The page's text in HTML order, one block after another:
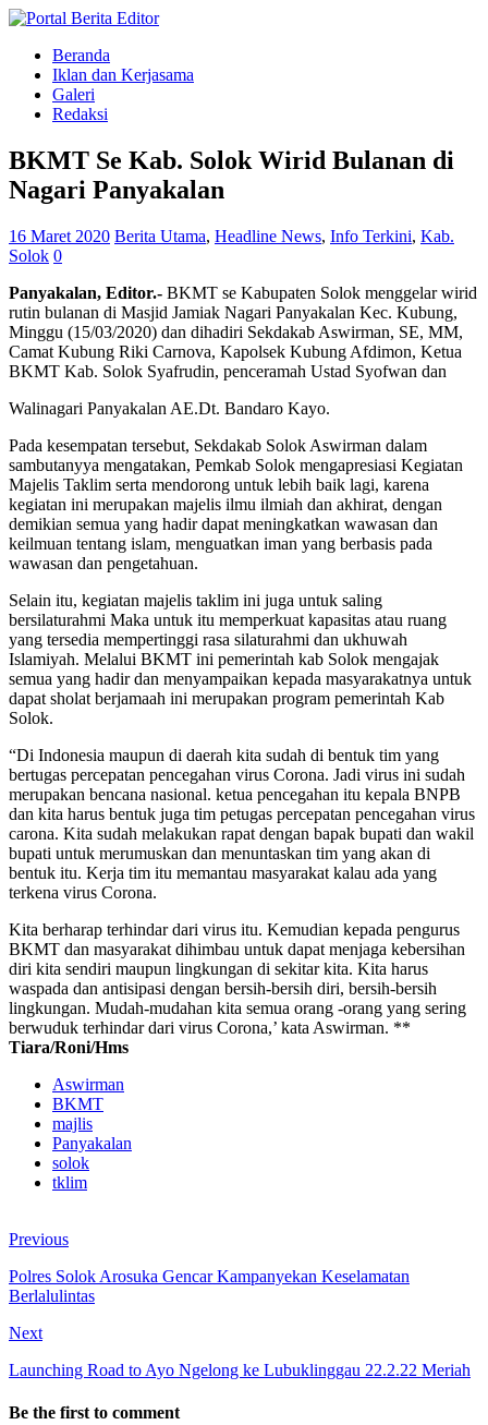
Beranda
Iklan dan Kerjasama
Galeri
Redaksi
BKMT Se Kab. Solok Wirid Bulanan di
Nagari Panyakalan
16 Maret 2020 Berita Utama, Headline News, Info Terkini, Kab.
Solok 0
Panyakalan, Editor.- BKMT se Kabupaten Solok menggelar wirid
rutin bulanan di Masjid Jamiak Nagari Panyakalan Kec. Kubung,
Minggu (15/03/2020) dan dihadiri Sekdakab Aswirman, SE, MM,
Camat Kubung Riki Carnova, Kapolsek Kubung Afdimon, Ketua
BKMT Kab. Solok Syafrudin, penceramah Ustad Syofwan dan
Walinagari Panyakalan AE.Dt. Bandaro Kayo.
Pada kesempatan tersebut, Sekdakab Solok Aswirman dalam
sambutanyya mengatakan, Pemkab Solok mengapresiasi Kegiatan
Majelis Taklim serta mendorong untuk lebih baik lagi, karena
kegiatan ini merupakan majelis ilmu ilmiah dan akhirat, dengan
demikian semua yang hadir dapat meningkatkan wawasan dan
keilmuan tentang islam, menguatkan iman yang berbasis pada
wawasan dan pengetahuan.
Selain itu, kegiatan majelis taklim ini juga untuk saling
bersilaturahmi Maka untuk itu memperkuat kapasitas atau ruang
yang tersedia mempertinggi rasa silaturahmi dan ukhuwah
Islamiyah. Melalui BKMT ini pemerintah kab Solok mengajak
semua yang hadir dan menyampaikan kepada masyarakatnya untuk
dapat sholat berjamaah ini merupakan program pemerintah Kab
Solok.
“Di Indonesia maupun di daerah kita sudah di bentuk tim yang
bertugas percepatan pencegahan virus Corona. Jadi virus ini sudah
merupakan bencana nasional. ketua pencegahan itu kepala BNPB
dan kita harus bentuk juga tim petugas percepatan pencegahan virus
carona. Kita sudah melakukan rapat dengan bapak bupati dan wakil
bupati untuk merumuskan dan menuntaskan tim yang akan di
bentuk itu. Kerja tim itu memantau masyarakat kalau ada yang
terkena virus Corona.
Kita berharap terhindar dari virus itu. Kemudian kepada pengurus
BKMT dan masyarakat dihimbau untuk dapat menjaga kebersihan
diri kita sendiri maupun lingkungan di sekitar kita. Kita harus
waspada dan antisipasi dengan bersih-bersih diri, bersih-bersih
lingkungan. Mudah-mudahan kita semua orang -orang yang sering
berwuduk terhindar dari virus Corona,’ kata Aswirman. **
Tiara/Roni/Hms
Aswirman
BKMT
majlis
Panyakalan
solok
tklim
Previous
Polres Solok Arosuka Gencar Kampanyekan Keselamatan
Berlalulintas
Next
Launching Road to Ayo Ngelong ke Lubuklinggau 22.2.22 Meriah
Be the first to comment